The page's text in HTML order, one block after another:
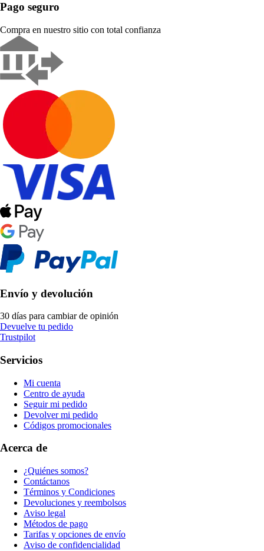
Pago seguro
Compra en nuestro sitio con total confianza
Envío y devolución
30 días para cambiar de opinión
Devuelve tu pedido
Trustpilot
Servicios
Mi cuenta
Centro de ayuda
Seguir mi pedido
Devolver mi pedido
Códigos promocionales
Acerca de
¿Quiénes somos?
Contáctanos
Términos y Condiciones
Devoluciones y reembolsos
Aviso legal
Métodos de pago
Tarifas y opciones de envío
Aviso de confidencialidad